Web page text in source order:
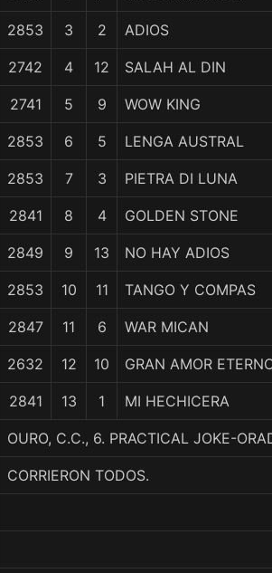
2853 3 2 ADIOS
2742 4 12 SALAH AL DIN
2741 5 9 WOW KING
2853 6 5 LENGA AUSTRAL
2853 7 3 PIETRA DI LUNA
2841 8 4 GOLDEN STONE
2849 9 13 NO HAY ADIOS
2853 10 11 TANGO Y COMPAS
2847 11 6 WAR MICAN
2632 12 10 GRAN AMOR
2841 13 1 MI HECHICERA
OURO, C.C., 6. PRACTICAL JOKE-
CORRIERON TODOS.